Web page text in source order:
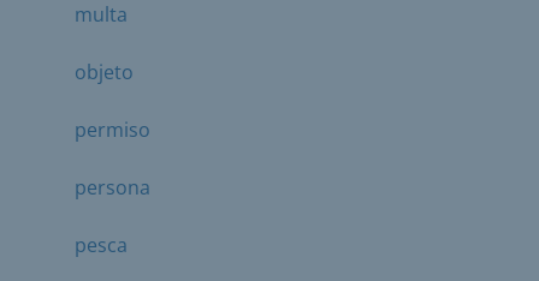
multa
objeto
permiso
persona
pesca